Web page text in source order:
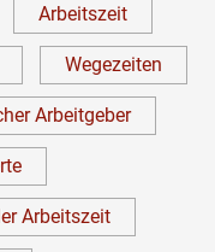
Arbeitszeit
Wegezeiten
Arbeitgeber
Arbeitszeit